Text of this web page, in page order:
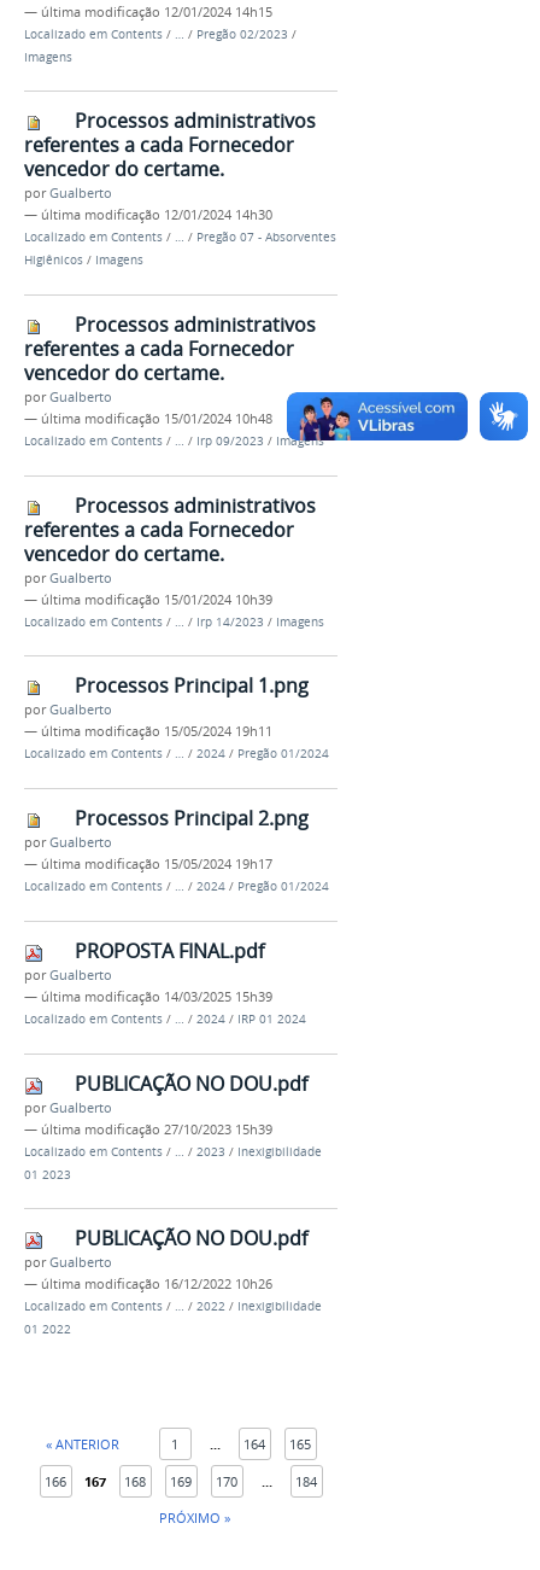
— última modificação 12/01/2024 14h15
Localizado em Contents / / Pregão 02/2023 /
Imagens
Processos administrativos
referentes a cada Fornecedor
vencedor do certame.
porGualberto
— última modificação 12/01/2024 14h30
Localizado em Contents / … / Pregão 07 - Absorventes
Higiênicos / Imagens
Processos administrativos
referentes a cada Fornecedor
vencedor do certame.
porGualberto
— última modificação 15/01/2024 10h48
Localizado em Contents / … / Irp 09/2023 / Imagens
Processos administrativos
referentes a cada Fornecedor
vencedor do certame.
porGualberto
— última modificação 15/01/2024 10h39
Localizado em Contents / … / Irp 14/2023 / Imagens
Processos Principal 1.png
porGualberto
— última modificação 15/05/2024 19h11
Localizado em Contents / … / 2024 / Pregão 01/2024
Processos Principal 2.png
porGualberto
— última modificação 15/05/2024 19h17
Localizado em Contents / … / 2024 / Pregão 01/2024
PROPOSTA FINAL.pdf
porGualberto
— última modificação 14/03/2025 15h39
Localizado em Contents / … / 2024 / IRP 01 2024
PUBLICAÇÃO NO DOU.pdf
porGualberto
— última modificação 27/10/2023 15h39
Localizado em Contents / / 2023 / Inexigibilidade
01 2023
PUBLICAÇÃO NO DOU.pdf
porGualberto
— última modificação 16/12/2022 10h26
Localizado em Contents / … / 2022 / Inexigibilidade
01 2022
« ANTERIOR 1 ... 164 165
166 167 168 169 170 ...
184
PRÓXIMO »